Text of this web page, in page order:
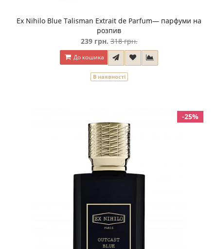
Ex Nihilo Blue Talisman Extrait de Parfum— парфуми на
розпив
239 грн. 318 грн.
До кошика
В наявності
-25%